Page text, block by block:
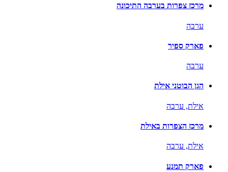
מרכז צפרות בערבה התיכונה
ערבה
פארק ספיר
ערבה
הגן הבוטני אילת
אילת, ערבה
מרכז הצפרות באילת
אילת, ערבה
פארק תמנע